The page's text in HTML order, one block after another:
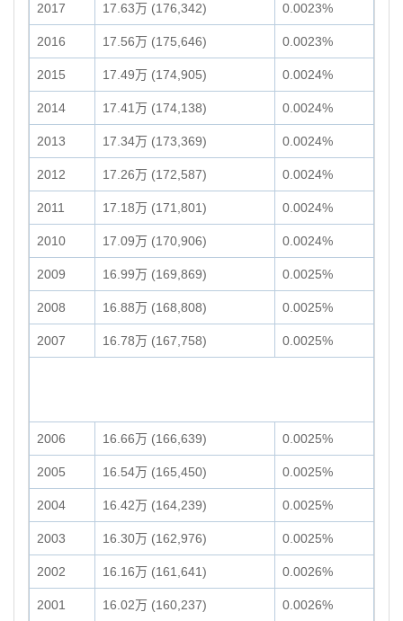
2017 17.63万 (176,342) 0.0023%
2016 17.56万 (175,646) 0.0023%
2015 17.49万 (174,905) 0.0024%
2014 17.41万 (174,138) 0.0024%
2013 17.34万 (173,369) 0.0024%
2012 17.26万 (172,587) 0.0024%
2011 17.18万 (171,801) 0.0024%
2010 17.09万 (170,906) 0.0024%
2009 16.99万 (169,869) 0.0025%
2008 16.88万 (168,808) 0.0025%
2007 16.78万 (167,758) 0.0025%
2006 16.66万 (166,639) 0.0025%
2005 16.54万 (165,450) 0.0025%
2004 16.42万 (164,239) 0.0025%
2003 16.30万 (162,976) 0.0025%
2002 16.16万 (161,641) 0.0026%
2001 16.02万 (160,237) 0.0026%